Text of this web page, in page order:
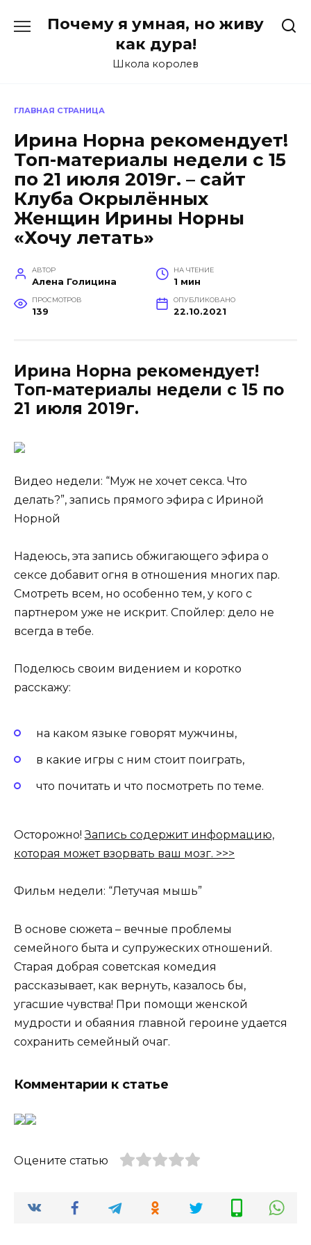
Почему я умная, но живу
как дура!
Школа королев
ГЛАВНАЯ СТРАНИЦА
Ирина Норна рекомендует!
Топ-материалы недели с 15
по 21 июля 2019г. – сайт
Клуба Окрылённых
Женщин Ирины Норны
«Хочу летать»
АВТОР
Алена Голицина
НА ЧТЕНИЕ
1 мин
ПРОСМОТРОВ
139
ОПУБЛИКОВАНО
22.10.2021
Ирина Норна рекомендует!
Топ-материалы недели с 15 по
21 июля 2019г.
Видео недели: “Муж не хочет секса. Что
делать?”, запись прямого эфира с Ириной
Норной
Надеюсь, эта запись обжигающего эфира о
сексе добавит огня в отношения многих пар.
Смотреть всем, но особенно тем, у кого с
партнером уже не искрит. Спойлер: дело не
всегда в тебе.
Поделюсь своим видением и коротко
расскажу:
на каком языке говорят мужчины,
в какие игры с ним стоит поиграть,
что почитать и что посмотреть по теме.
Осторожно!Запись содержит информацию,
которая может взорвать ваш мозг. >>>
Фильм недели: “Летучая мышь”
В основе сюжета – вечные проблемы
семейного быта и супружеских отношений.
Старая добрая советская комедия
рассказывает, как вернуть, казалось бы,
угасшие чувства! При помощи женской
мудрости и обаяния главной героине удается
сохранить семейный очаг.
Комментарии к статье
Оцените статью